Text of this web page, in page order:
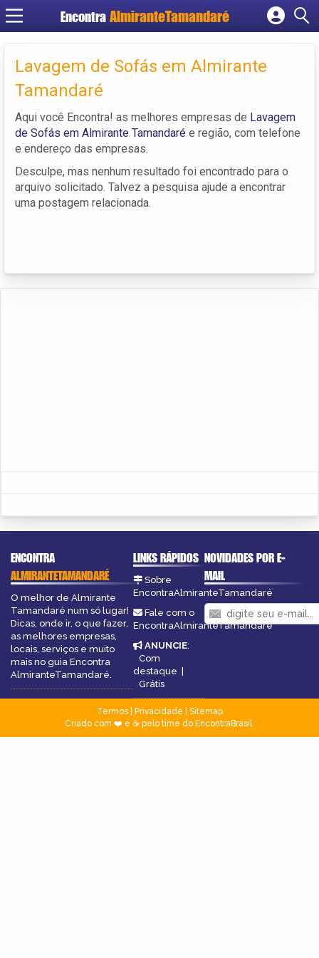
Encontra
Cadastrar empresa
Criar conta
Lavagem de Sofás em Almirante
Tamandaré
Aqui você Encontra! as melhores empresas de Lavagem
de Sofás em Almirante Tamandaré e região, com telefone
e endereço das empresas.
Desculpe, mas nenhum resultado foi encontrado para o
arquivo solicitado. Talvez a pesquisa ajude a encontrar
uma postagem relacionada.
ENCONTRA
ALMIRANTETAMANDARÉ
O melhor de Almirante
Tamandaré num só lugar!
Dicas, onde ir, o que fazer,
as melhores empresas,
locais, serviços e muito
mais no guia Encontra
AlmiranteTamandaré.
LINKS RÁPIDOS
Sobre
EncontraAlmiranteTamandaré
Fale com o
EncontraAlmiranteTamandaré
ANUNCIE:
Com
destaque |
Grátis
NOVIDADES POR E-
MAIL
Termos| Privacidade
Sitemap
Criado com ❤️ e ☕ pelo time do EncontraBrasil